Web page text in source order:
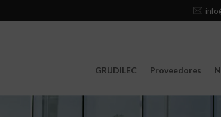
GRUDILEC Proveedores